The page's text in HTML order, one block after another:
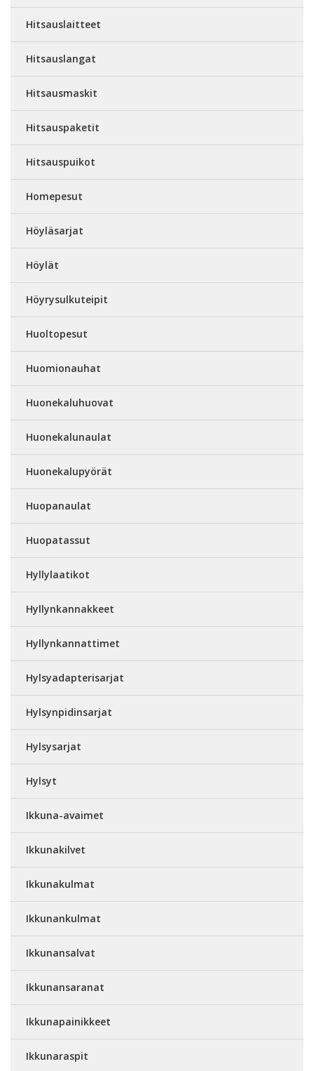
Hitsauslaitteet
Hitsauslangat
Hitsausmaskit
Hitsauspaketit
Hitsauspuikot
Homepesut
Höyläsarjat
Höylät
Höyrysulkuteipit
Huoltopesut
Huomionauhat
Huonekaluhuovat
Huonekalunaulat
Huonekalupyörät
Huopanaulat
Huopatassut
Hyllylaatikot
Hyllynkannakkeet
Hyllynkannattimet
Hylsyadapterisarjat
Hylsynpidinsarjat
Hylsysarjat
Hylsyt
Ikkuna-avaimet
Ikkunakilvet
Ikkunakulmat
Ikkunankulmat
Ikkunansalvat
Ikkunansaranat
Ikkunapainikkeet
Ikkunaraspit